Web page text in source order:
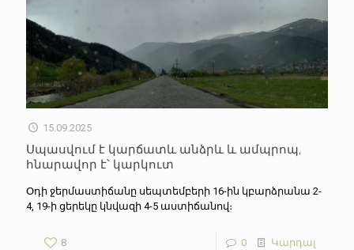
15.09.2025
Սպասվում է կարճատև անձրև և ամպրոպ,
հնարավոր է՝ կարկուտ
Օդի ջերմաստիճանը սեպտեմբերի 16-ին կբարձրանա 2-
4, 19-ի ցերեկը կնվազի 4-5 աստիճանով։
8 0 Կարդալ